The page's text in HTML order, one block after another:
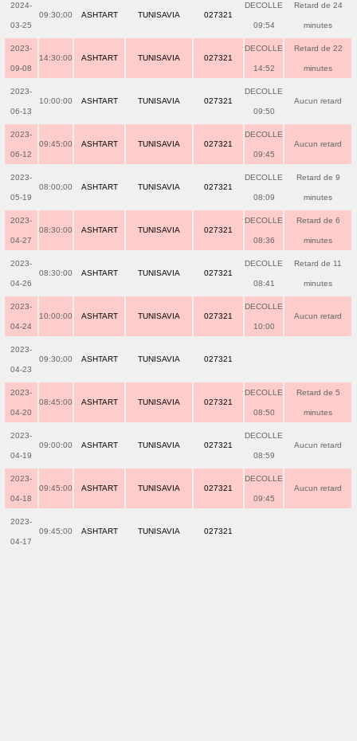
2024-
03-25
09:30:00 ASHTART TUNISAVIA 027321
DECOLLE
09:54
Retard de 24
minutes
2023-
09-08
14:30:00 ASHTART TUNISAVIA 027321
DECOLLE
14:52
Retard de 22
minutes
2023-
06-13
10:00:00 ASHTART TUNISAVIA 027321
DECOLLE
09:50
Aucun retard
2023-
06-12
09:45:00 ASHTART TUNISAVIA 027321
DECOLLE
09:45
Aucun retard
2023-
05-19
08:00:00 ASHTART TUNISAVIA 027321
DECOLLE
08:09
Retard de 9
minutes
2023-
04-27
08:30:00 ASHTART TUNISAVIA 027321
DECOLLE
08:36
Retard de 6
minutes
2023-
04-26
08:30:00 ASHTART TUNISAVIA 027321
DECOLLE
08:41
Retard de 11
minutes
2023-
04-24
10:00:00 ASHTART TUNISAVIA 027321
DECOLLE
10:00
Aucun retard
2023-
04-23
09:30:00 ASHTART TUNISAVIA 027321
2023-
04-20
08:45:00 ASHTART TUNISAVIA 027321
DECOLLE
08:50
Retard de 5
minutes
2023-
04-19
09:00:00 ASHTART TUNISAVIA 027321
DECOLLE
08:59
Aucun retard
2023-
04-18
09:45:00 ASHTART TUNISAVIA 027321
DECOLLE
09:45
Aucun retard
2023-
04-17
09:45:00 ASHTART TUNISAVIA 027321